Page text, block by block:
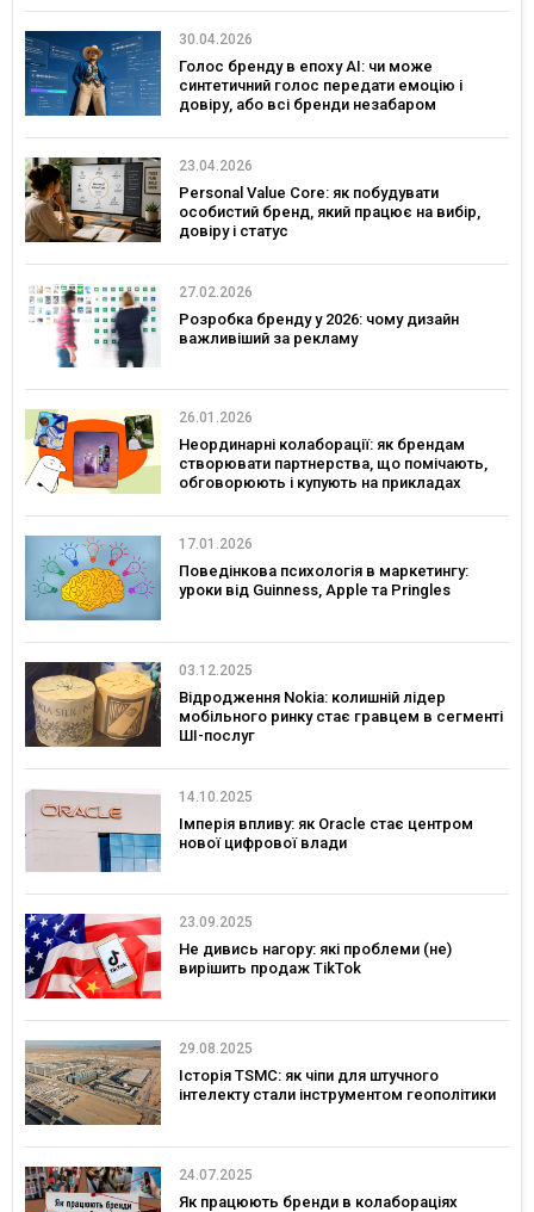
30.04.2026
Голос бренду в епоху АІ: чи може
синтетичний голос передати емоцію і
довіру, або всі бренди незабаром
23.04.2026
Personal Value Core: як побудувати
особистий бренд, який працює на вибір,
довіру і статус
27.02.2026
Розробка бренду у 2026: чому дизайн
важливіший за рекламу
26.01.2026
Неординарні колаборації: як брендам
створювати партнерства, що помічають,
обговорюють і купують на прикладах
17.01.2026
Поведінкова психологія в маркетингу:
уроки від Guinness, Apple та Pringles
03.12.2025
Відродження Nokia: колишній лідер
мобільного ринку стає гравцем в сегменті
ШІ-послуг
14.10.2025
Імперія впливу: як Oracle стає центром
нової цифрової влади
23.09.2025
Не дивись нагору: які проблеми (не)
вирішить продаж TikTok
29.08.2025
Історія TSMC: як чіпи для штучного
інтелекту стали інструментом геополітики
24.07.2025
Як працюють бренди в колабораціях